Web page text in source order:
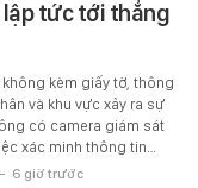
lập tức tới thẳng
không kèm giấy tờ, thông
và khu vực xảy ra sự
có camera giám sát
xác minh thông tin…
- 6 giờ trước